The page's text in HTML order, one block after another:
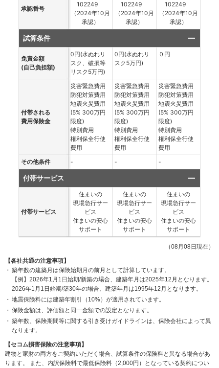
承認番号
102249
（2024年10月
承認）
102249
（2024年10月
承認）
102249
（2024年10月
承認）
試算条件
免責金額
(自己負担額)
0円(水ぬれリ
スク、破損等
リスク5万円)
0円(水ぬれリ
スク5万円)
０円
付帯される
費用保険金
災害緊急費用
防犯対策費用
地震火災費用
(5% 300万円
限度)
特別費用
権利保全行使
費用
災害緊急費用
防犯対策費用
地震火災費用
(5% 300万円
限度)
特別費用
権利保全行使
費用
災害緊急費用
防犯対策費用
地震火災費用
(5% 300万円
限度)
特別費用
権利保全行使
費用
その他条件
- - -
付帯サービス
付帯サービス
住まいの
現場急行サー
ビス
住まいの安心
サポート
住まいの
現場急行サー
ビス
住まいの安心
サポート
住まいの
現場急行サー
ビス
住まいの安心
サポート
（08月08日現在）
【各社共通の注意事項】
築年数の建築月は保険始期月の前月として計算しています。
【例】2026年1月1日始期/新築の場合、建築年月は2025年12月となります。
2026年1月1日始期/築30年の場合、建築年月は1995年12月となります。
地震保険料には建築年割引（10%）が適用されています。
保険金額は、評価額と同一金額での設定となります。
築年数、保険期間等に関する引き受けガイドラインは、保険会社によって異
なります。
【セコム損害保険の注意事項】
建物と家財の両方をご契約いただく場合、試算条件の保険料と異なる場合があ
ります。
また、内訳保険料で最低保険料（2,000円）となっている契約につい